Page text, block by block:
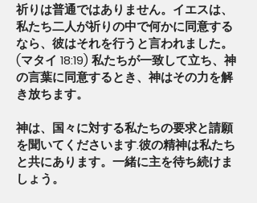
祈りは普通ではありません。イエスは、
私たち二人が祈りの中で何かに同意する
なら、彼はそれを行うと言われました。
(マタイ 18:19) 私たちが一致して立ち、神
の言葉に同意するとき、神はその力を解
き放ちます。
神は、国々に対する私たちの要求と請願
を聞いてくださいます.彼の精神は私たち
と共にあります。一緒に主を待ち続けま
しょう。